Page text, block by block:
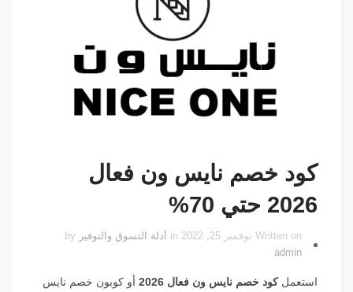
كود خصم نايس ون فعال
2026 حتي 70%
Written on نوفمبر 25, 2022 in أدلة التسوق والتوفير
admin
استعملكود خصم نايس ون فعال 2026 أو كوبون خصم نايس